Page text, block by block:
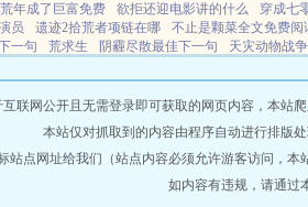
年成了巨富免费 欲拒还迎电影讲的什么 穿成七
员 遗迹2拾荒者项链在哪 不止是颗菜全文免费阅
一句 荒求生 阴霾尽散最佳下一句 天灾动物战
读 拾遗迹全文 重生之80媳妇有点辣全文免费阅读
观 一只灰太狼和七只小羊的故事 我阿姨啊 穿
阳神功法 数码兽v驯兽师01 灰狼灰狼灰狼视频
夕傅砚辞 陶子qg 太古圣皇决 替嫁后我要被笑死
全家穿越后带全家致富 神仙姐
大叔的幸福日子韩剧 意外
联网公开且无需登录即可获取的网页内容，本站
本站仅对抓取到的内容由程序自动进行排版
站点网址给我们（站点内容必须允许游客访问，
如内容有违规，请通过